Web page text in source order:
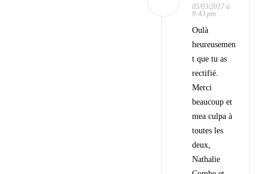
05/03/2017 à
9:43 pm
Oulà
heureusemen
t que tu as
rectifié.
Merci
beaucoup et
mea culpa à
toutes les
deux,
Nathalie